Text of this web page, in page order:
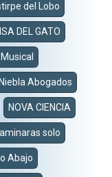
del Lobo
DEL GATO
Niebla Abogados
NOVA CIENCIA
solo
Abajo